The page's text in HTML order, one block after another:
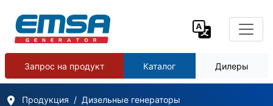
Запрос на продукт Каталог Дилеры
Продукция Дизельные генераторы